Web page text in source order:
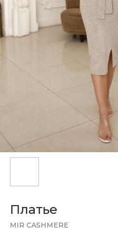
Платье
MIR CASHMERE